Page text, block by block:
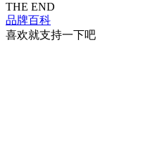
THE END
品牌百科
喜欢就支持一下吧